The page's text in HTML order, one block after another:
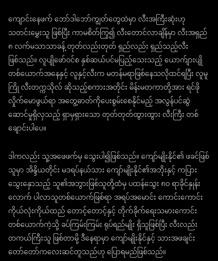
ကျောင်းနေဖက် ဘော်ဒါဘော်ကျွတ်တွေထဲမှာ လီးအကြီးဆုံးဟု
သတင်းမွှေးသူ ဖြစ်ပြီး ကာမစိတ်ကြွ၍ လီးတောင်လာချိန်မှာ လီးအရှည်
၈ လက်မသာသာခန့် တုတ်လည်းတုတ် ရှည်လည်း ရှည်သည့်လီး
ဖြစ်သည်။ လူပျိုဖော်ဝင်စ နှစ်ဆယ်ပင်မပြည့်သေးသည့် ယောက်ျားပျို
တစ်ယောက်အနေနှင့် လူနှင့်လီးက မတန်မရာဖြစ်နေသလိုထင်ရပြီး လူမူ
ကြို လီးတက္ကသိုလ် ဆိုသည့်စကားအတိုင်း မိန်းမတကာတို့အား ရင်ဖို
လှိုက်မောဖွယ်ရာ အတွေ့ဓာတ်ကိုပေးစွမ်းစေနိုင်မည့် အလွန်ပင်ဆွဲ
ဆောင်မှုရှိလှသည့် ရှာမှရှားသော တုတ်တုတ်ထွားထွား လီးကြီး တစ်
ချောင်းပါပေ။
ဒါကလည်း သူ့အဖေဖက်မှ သွေးပါ၍ဖြစ်သည်။ ကျော်မျိုးနိုင်၏ ဖခင်ဖြစ်
သူမှာ အိန္ဒိယတိုင်း မဒရပ်နယ်သား ကျော်မျိုးနိုင်၏အဘိုးနှင့် ကပြား
သွေးနှောသည့် သူ၏အဘွားဖြစ်သူတို့ထံမှ ပထန်သွေး ၈၀ ရာခိုင်နှုန်း
လောက် ပါလာသူတစ်ယောက်ဖြစ်ရာ အရပ်အမောင်း ကောင်းကောင်း
ကိုယ်လုံးကိုယ်ထည် တောင့်တောင့်နှင့် တိုက်ခိုက်ရေးသမားကောင်း
တစ်ယောက်ကဲ့သို့ ခပ်ကြမ်းကြမ်း ရုပ်ရည်မျိုး ရှိသူဖြစ်ပြီး လီးလည်း
တကယ်ကြီးသူ ဖြစ်တာမို့ ဒီနေရာမှာ ကျော်မျိုးနိုင်နှင့် သားအဖချင်း
တော်တော်ကလေးဆင်တူသည်ဟု ပြောရမည်ဖြစ်သည်။